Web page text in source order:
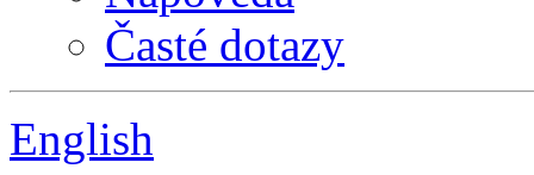
Časté dotazy
English